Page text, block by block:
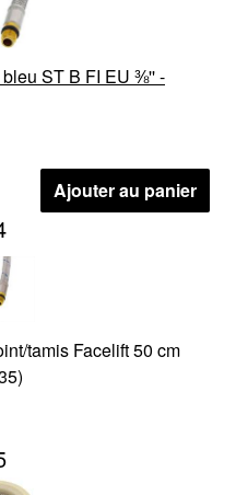
ST B FI EU ⅜'' -
Ajouter au panier
tamis Facelift 50 cm